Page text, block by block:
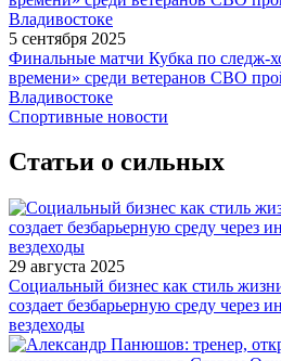
5 сентября 2025
Финальные матчи Кубка по следж-
времени» среди ветеранов СВО
Владивостоке
Спортивные новости
Статьи о сильных
29 августа 2025
Социальный бизнес как стиль
создает безбарьерную среду через
вездеходы